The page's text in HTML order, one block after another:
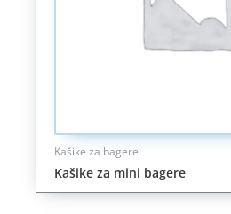
Kašike za bagere
Kašike za mini bagere